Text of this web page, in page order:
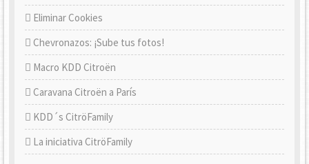
Eliminar Cookies
Chevronazos: ¡Sube tus fotos!
Macro KDD Citroën
Caravana Citroën a París
KDD´s CitröFamily
La iniciativa CitröFamily